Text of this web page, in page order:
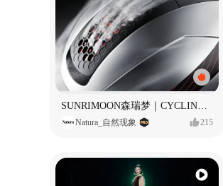
Natura_自然现象 215